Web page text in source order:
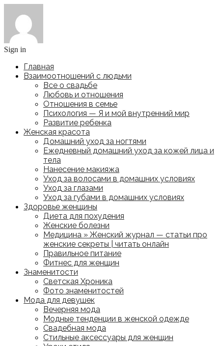
Sign in
Главная
Взаимоотношений с людьми
Все о свадьбе
Любовь и отношения
Отношения в семье
Психология — Я и мой внутренний мир
Развитие ребенка
Женская красота
Домашний уход за ногтями
Ежедневный домашний уход за кожей лица и
тела
Нанесение макияжа
Уход за волосами в домашних условиях
Уход за глазами
Уход за губами в домашних условиях
Здоровье женщины
Диета для похудения
Женские болезни
Медицина » Женский журнал — статьи про
женские секреты | читать онлайн
Правильное питание
Фитнес для женщин
Знаменитости
Светская Хроника
Фото знаменитостей
Мода для девушек
Вечерняя мода
Модные тенденции в женской одежде
Свадебная мода
Стильные аксессуары для женщин